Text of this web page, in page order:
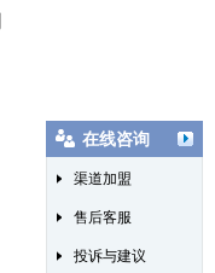
在线咨询
渠道加盟
售后客服
投诉与建议